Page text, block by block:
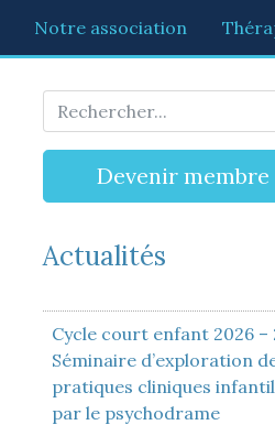
Notre association
Devenir membre
Actualités
Cycle court enfant 2026 –
Séminaire d’exploration
pratiques cliniques
par le psychodrame